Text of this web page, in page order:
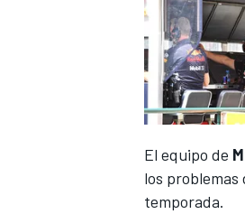
El equipo de
los
temporada.